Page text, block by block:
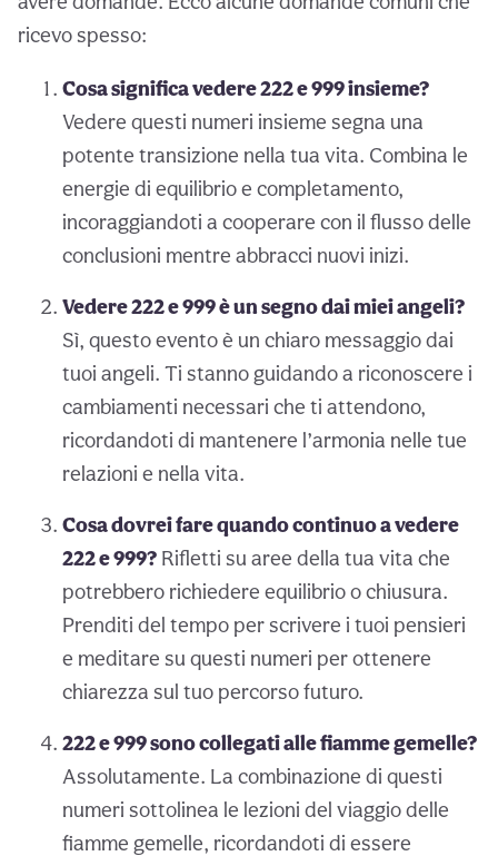
ricevo spesso:
Cosa significa vedere 222 e 999 insieme?
Vedere questi numeri insieme segna una
potente transizione nella tua vita. Combina le
energie di equilibrio e completamento,
incoraggiandoti a cooperare con il flusso delle
conclusioni mentre abbracci nuovi inizi.
Vedere 222 e 999 è un segno dai miei angeli?
Sì, questo evento è un chiaro messaggio dai
tuoi angeli. Ti stanno guidando a riconoscere i
cambiamenti necessari che ti attendono,
ricordandoti di mantenere l’armonia nelle tue
relazioni e nella vita.
Cosa dovrei fare quando continuo a vedere
222 e 999? Rifletti su aree della tua vita che
potrebbero richiedere equilibrio o chiusura.
Prenditi del tempo per scrivere i tuoi pensieri
e meditare su questi numeri per ottenere
chiarezza sul tuo percorso futuro.
222 e 999 sono collegati alle fiamme gemelle?
Assolutamente. La combinazione di questi
numeri sottolinea le lezioni del viaggio delle
fiamme gemelle, ricordandoti di essere